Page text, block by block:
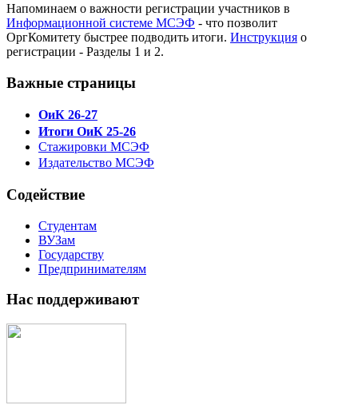
Напоминаем о важности регистрации участников в
Информационной системе МСЭФ - что позволит
ОргКомитету быстрее подводить итоги. Инструкция о
регистрации - Разделы 1 и 2.
Важные страницы
ОиК 26-27
Итоги ОиК 25-26
Стажировки МСЭФ
Издательство МСЭФ
Содействие
Студентам
ВУЗам
Государству
Предпринимателям
Нас поддерживают